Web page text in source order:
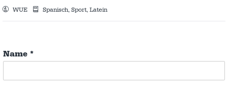
WUE Spanisch, Sport, Latein
Name *